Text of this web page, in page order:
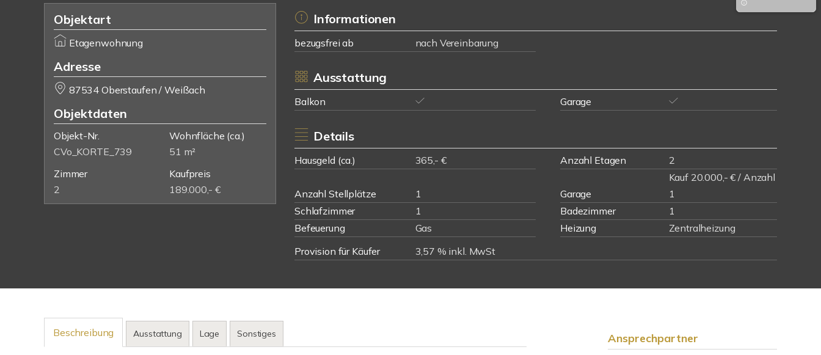
Objektart
Etagenwohnung
Adresse
87534 Oberstaufen / Weißach
Objektdaten
Objekt-Nr.
CVo_KORTE_739
Wohnfläche (ca.)
51 m²
Zimmer
2
Kaufpreis
189.000,- €
Informationen
bezugsfrei ab nach Vereinbarung
Ausstattung
Balkon Garage
Details
Hausgeld (ca.) 365,- € Anzahl Etagen 2
Anzahl Stellplätze 1 Garage
Kauf 20.000,- € / Anzahl
1
Schlafzimmer
1 Badezimmer
1
Befeuerung
Gas Heizung
Zentralheizung
Provision für Käufer
3,57 % inkl. MwSt
Beschreibung Ausstattung Lage Sonstiges Ansprechpartner